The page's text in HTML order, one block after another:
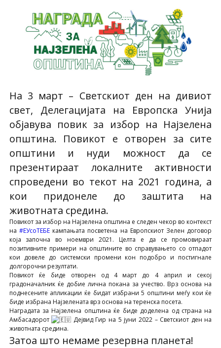
На 3 март – Светскиот ден на дивиот
свет, Делегацијата на Европска Унија
објавува повик за избор на Најзелена
општина. Повикот е отворен за сите
општини и нуди можност да се
презентираат локалните активности
спроведени во текот на 2021 година, а
кои придонеле до заштита на
животната средина.
Повикот за избор на Најзелена општина е следен чекор во контекст
на #ЕУсоТЕБЕкампањата посветена на Европскиот Зелен договор
која започна во ноември 2021. Целта е да се промовираат
позитивните примери на општините во справувањето со отпадот
кои довеле до системски промени кон подобро и постигнале
долгорочни резултати.
Повикот ќе биде отворен од 4 март до 4 април и секој
градоначалник ќе добие лична покана за учество. Врз основа на
поднесените апликации ќе бидат избрани 5 општини меѓу кои ќе
биде избрана Најзелената врз основа на теренска посета.
Наградата за Најзелена општина ќе биде доделена од страна на
Амбасадорот
Дејвид Гир на 5 јуни 2022 – Светскиот ден на
животната средина.
Затоа што немаме резервна планета!